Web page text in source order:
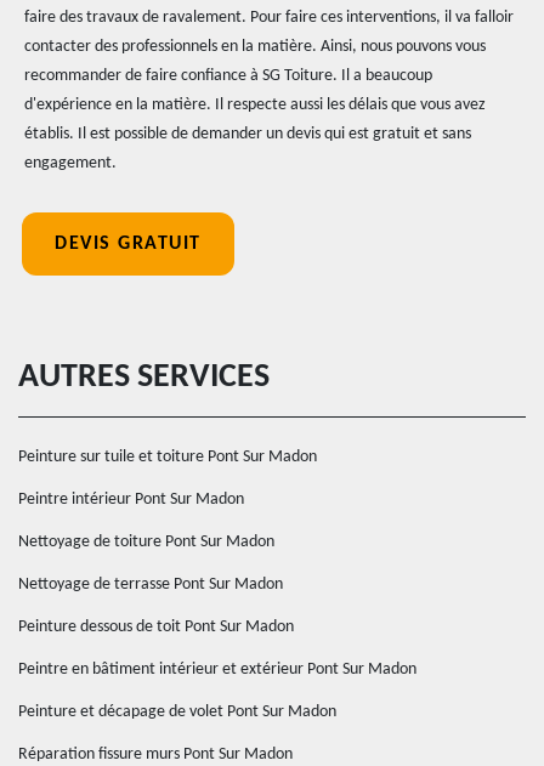
faire des travaux de ravalement. Pour faire ces interventions, il va falloir
contacter des professionnels en la matière. Ainsi, nous pouvons vous
recommander de faire confiance à SG Toiture. Il a beaucoup
d'expérience en la matière. Il respecte aussi les délais que vous avez
établis. Il est possible de demander un devis qui est gratuit et sans
engagement.
DEVIS GRATUIT
AUTRES SERVICES
Peinture sur tuile et toiture Pont Sur Madon
Peintre intérieur Pont Sur Madon
Nettoyage de toiture Pont Sur Madon
Nettoyage de terrasse Pont Sur Madon
Peinture dessous de toit Pont Sur Madon
Peintre en bâtiment intérieur et extérieur Pont Sur Madon
Peinture et décapage de volet Pont Sur Madon
Réparation fissure murs Pont Sur Madon